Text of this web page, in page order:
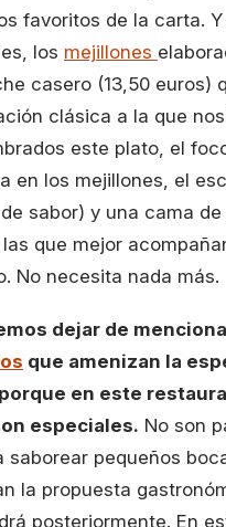
favoritos de la carta.
los mejillones
casero (13,50 euros)
clásica a la que
este plato, el
en los mejillones, el
sabor) y una cama
que mejor
No necesita nada más.
dejar de
que amenizan la
en este
especiales. No son
saborear pequeños
la propuesta
posteriormente. En